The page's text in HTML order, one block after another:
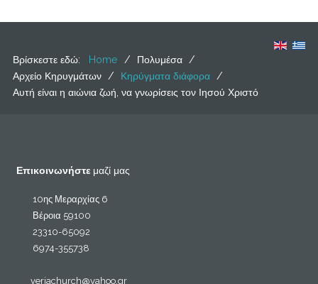
Βρίσκεστε εδώ: Home / Πολυμέσα /
Αρχείο Κηρυγμάτων / Κηρύγματα διάφορα /
Αυτή είναι η αιώνια ζωή, να γνωρίσεις τον Ιησού Χριστό
Επικοινωνήστε μαζί μας
10ης Μεραρχίας 6
Βέροια 59100
23310-65092
6974-355738
veriachurch@yahoo.gr